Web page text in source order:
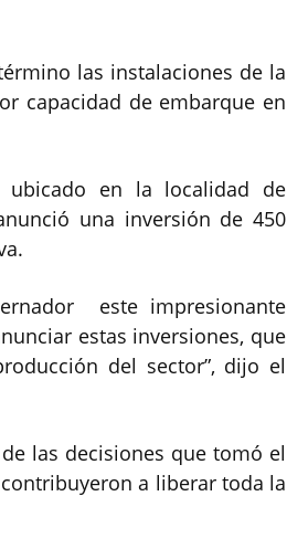
las instalaciones de la
capacidad de embarque en
ubicado en la localidad de
una inversión de 450
este impresionante
estas inversiones, que
del sector”, dijo el
las decisiones que tomó el
a liberar toda la